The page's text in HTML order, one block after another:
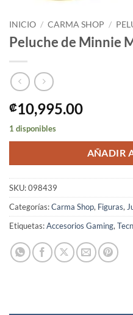
INICIO / CARMA SHOP /
Peluche de Minnie
₡10,995.00
1 disponibles
AÑADIR
SKU:098439
Categorías:Carma Shop, Figuras,
Etiquetas:Accesorios Gaming,